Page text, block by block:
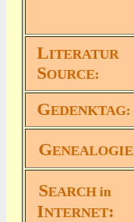
LITERATUR
SOURCE:
GEDENKTAG:
GENEALOGIE
SEARCH in
INTERNET: